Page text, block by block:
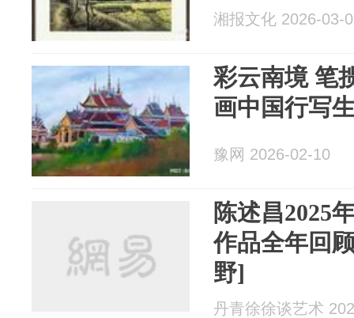
湘报文化 2026-03-
彩云南境 笔
画中国行写
豫网 2026-02-10
陈述昌2025
作品全年回
野]
丹青徐徐谈艺术